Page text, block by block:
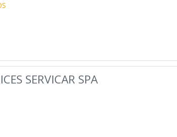
SERVICAR SPA